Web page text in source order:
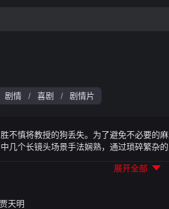
剧情 / 喜剧 / 剧情片
慎将教授的狗丢失。为了避免不必要的
几个长镜头场景手法娴熟，通过琐碎繁杂
展开全部
贾天明